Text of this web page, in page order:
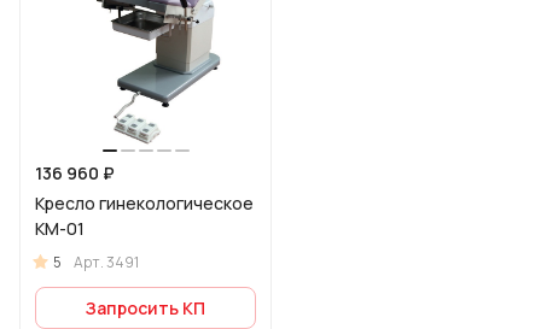
136 960 ₽
Кресло гинекологическое
КМ-01
5 Арт.3491
Запросить КП